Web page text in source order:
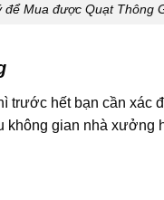
Mua được Quạt Thông
hết bạn cần xác
gian nhà xưởng